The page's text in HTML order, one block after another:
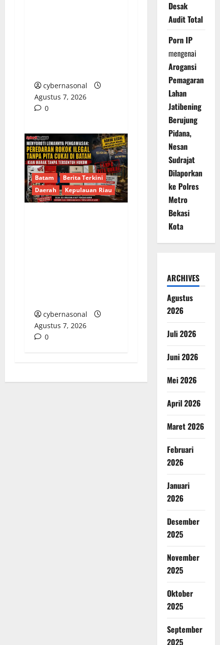
cybernasonal
Agustus 7, 2026
0
Batam
Berita Terkini
Daerah
Kepulauan Riau
cybernasonal
Agustus 7, 2026
0
Desak
Audit Total
Porn IP
mengenai
Arogansi
Pemagaran
Lahan
Jatibening
Berujung
Pidana,
Nesan
Sudrajat
Dilaporkan
ke Polres
Metro
Bekasi
Kota
ARCHIVES
Agustus
2026
Juli 2026
Juni 2026
Mei 2026
April 2026
Maret 2026
Februari
2026
Januari
2026
Desember
2025
November
2025
Oktober
2025
September
2025